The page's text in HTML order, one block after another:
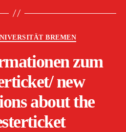
KategorienBREMEN
zum
new
about the